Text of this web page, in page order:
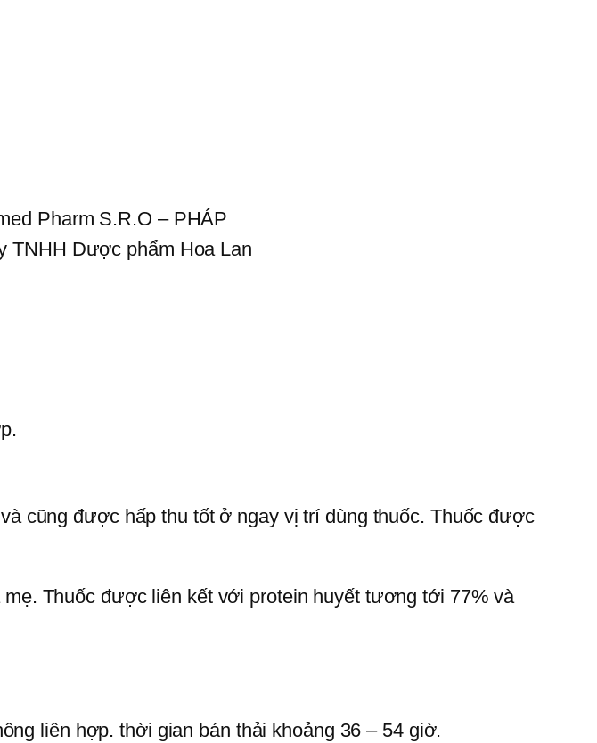
Pharm S.R.O – PHÁP
TNHH Dược phẩm Hoa Lan
cũng được hấp thu tốt ở ngay vị trí dùng thuốc. Thuốc được
Thuốc được liên kết với protein huyết tương tới 77% và
liên hợp. thời gian bán thải khoảng 36 – 54 giờ.